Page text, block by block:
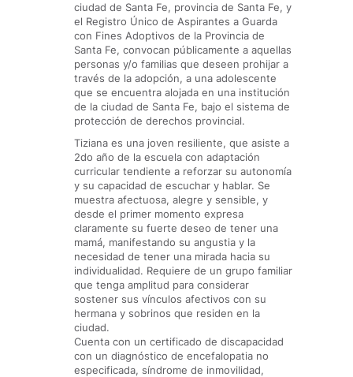
ciudad de Santa Fe, provincia de Santa Fe, y
el Registro Único de Aspirantes a Guarda
con Fines Adoptivos de la Provincia de
Santa Fe, convocan públicamente a aquellas
personas y/o familias que deseen prohijar a
través de la adopción, a una adolescente
que se encuentra alojada en una institución
de la ciudad de Santa Fe, bajo el sistema de
protección de derechos provincial.
Tiziana es una joven resiliente, que asiste a
2do año de la escuela con adaptación
curricular tendiente a reforzar su autonomía
y su capacidad de escuchar y hablar. Se
muestra afectuosa, alegre y sensible, y
desde el primer momento expresa
claramente su fuerte deseo de tener una
mamá, manifestando su angustia y la
necesidad de tener una mirada hacia su
individualidad. Requiere de un grupo familiar
que tenga amplitud para considerar
sostener sus vínculos afectivos con su
hermana y sobrinos que residen en la
ciudad.
Cuenta con un certificado de discapacidad
con un diagnóstico de encefalopatia no
especificada, síndrome de inmovilidad,